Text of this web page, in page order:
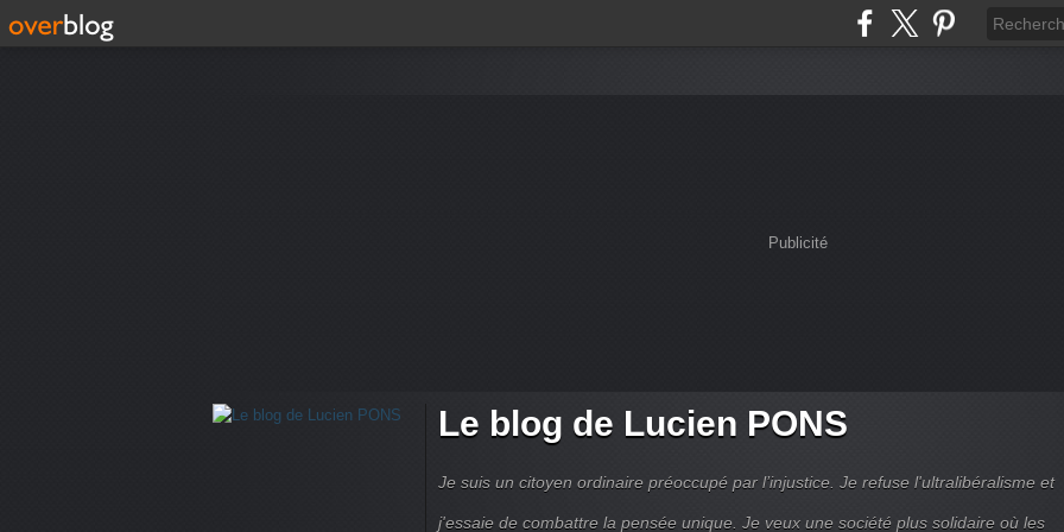
Publicité
Le blog de Lucien PONS
Je suis un citoyen ordinaire préoccupé par l’injustice. Je refuse l'ultralibéralisme et
j'essaie de combattre la pensée unique. Je veux une société plus solidaire où les